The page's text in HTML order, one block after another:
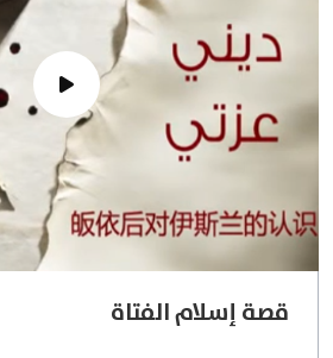
قصة إسلام الفتاة